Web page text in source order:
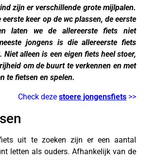
zijn er verschillende grote mijlpalen.
eerste keer op de wc plassen, de eerste
laten we de allereerste fiets niet
jongens is die allereerste fiets
alleen is een eigen fiets heel stoer,
om de buurt te verkennen en met
te fietsen en spelen.
Check deze stoere jongensfiets >>
uit te zoeken zijn er een aantal
letten als ouders. Afhankelijk van de